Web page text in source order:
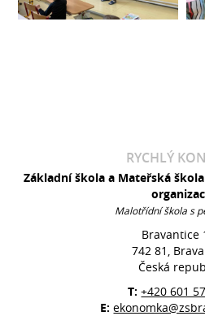
RYCHLÝ
Základní škola a Mateřská
Malotřídní škola s
Bravantice
742 81,
Česká
T:+420 601
E: